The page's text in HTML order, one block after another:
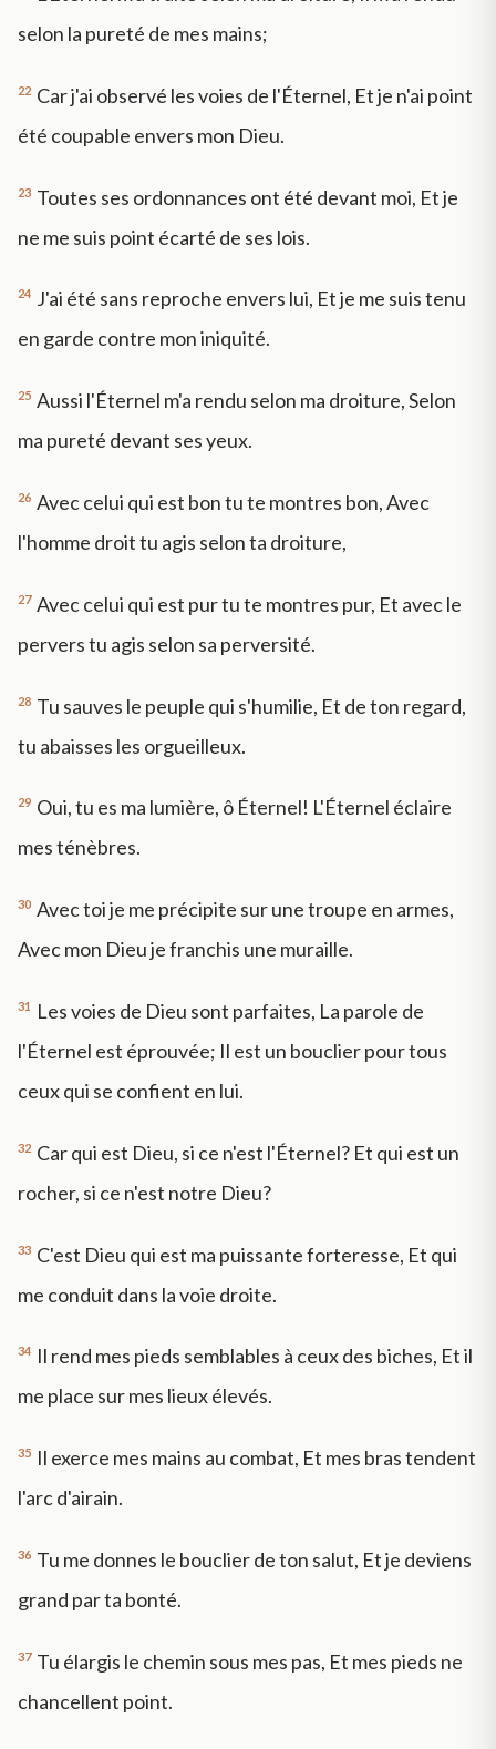
selon la pureté de mes mains;
22 Car j'ai observé les voies de l'Éternel, Et je n'ai point
été coupable envers mon Dieu.
23 Toutes ses ordonnances ont été devant moi, Et je
ne me suis point écarté de ses lois.
24 J'ai été sans reproche envers lui, Et je me suis tenu
en garde contre mon iniquité.
25 Aussi l'Éternel m'a rendu selon ma droiture, Selon
ma pureté devant ses yeux.
26 Avec celui qui est bon tu te montres bon, Avec
l'homme droit tu agis selon ta droiture,
27 Avec celui qui est pur tu te montres pur, Et avec le
pervers tu agis selon sa perversité.
28 Tu sauves le peuple qui s'humilie, Et de ton regard,
tu abaisses les orgueilleux.
29 Oui, tu es ma lumière, ô Éternel! L'Éternel éclaire
mes ténèbres.
30 Avec toi je me précipite sur une troupe en armes,
Avec mon Dieu je franchis une muraille.
31
Les voies de Dieu sont parfaites, La parole de
l'Éternel est éprouvée; Il est un bouclier pour tous
ceux qui se confient en lui.
32 Car qui est Dieu, si ce n'est l'Éternel? Et qui est un
rocher, si ce n'est notre Dieu?
33 C'est Dieu qui est ma puissante forteresse, Et qui
me conduit dans la voie droite.
34 Il rend mes pieds semblables à ceux des biches, Et il
me place sur mes lieux élevés.
35 Il exerce mes mains au combat, Et mes bras tendent
l'arc d'airain.
36 Tu me donnes le bouclier de ton salut, Et je deviens
grand par ta bonté.
37 Tu élargis le chemin sous mes pas, Et mes pieds ne
chancellent point.